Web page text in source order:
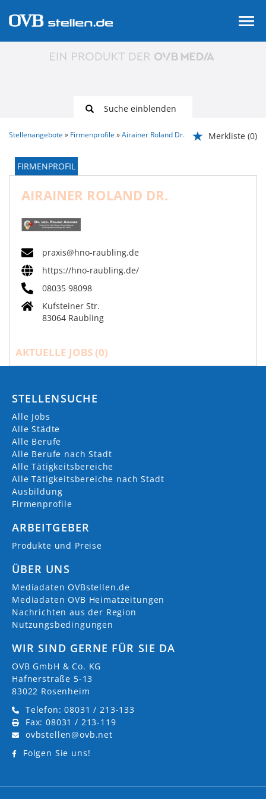
Suche einblenden
Stellenangebote Firmenprofile Airainer Roland Dr. Merkliste (0)
FIRMENPROFIL
AIRAINER ROLAND DR.
praxis@hno-raubling.de
https://hno-raubling.de/
08035 98098
Kufsteiner Str.
83064 Raubling
AKTUELLE JOBS (0)
STELLENSUCHE
Alle Jobs
Alle Städte
Alle Berufe
Alle Berufe nach Stadt
Alle Tätigkeitsbereiche
Alle Tätigkeitsbereiche nach Stadt
Ausbildung
Firmenprofile
ARBEITGEBER
Produkte und Preise
ÜBER UNS
Mediadaten OVBstellen.de
Mediadaten OVB Heimatzeitungen
Nachrichten aus der Region
Nutzungsbedingungen
WIR SIND GERNE FÜR SIE DA
OVB GmbH & Co. KG
Hafnerstraße 5-13
83022 Rosenheim
Telefon: 08031 / 213-133
Fax: 08031 / 213-119
ovbstellen@ovb.net
Folgen Sie uns!